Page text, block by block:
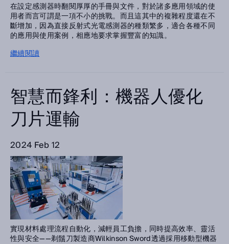
在設定感測器時翻閱厚厚的手冊與文件，對於諸多應用領域的使
用者而言可謂是一項不小的挑戰。而且這其中的複雜程度還在不
斷增加，因為直接反射式光電感測器的種類繁多，適合各種不同
的應用與使用案例，相應地要求掌握豐富的知識。
繼續閱讀
智慧而鋒利：機器人優化
刀片運輸
2024 Feb 12
實現材料處理流程自動化，減輕員工負擔，同時提高效率、靈活
性與安全——剃鬚刀製造商Wilkinson Sword透過採用移動型機器